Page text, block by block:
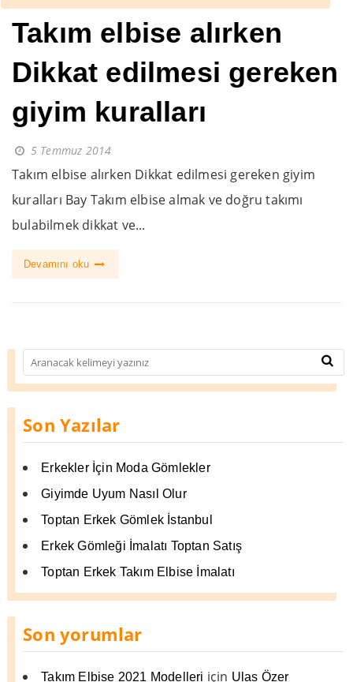
Takım elbise alırken
Dikkat edilmesi gereken
giyim kuralları
5 Temmuz 2014
Takım elbise alırken Dikkat edilmesi gereken giyim
kuralları Bay Takım elbise almak ve doğru takımı
bulabilmek dikkat ve...
Devamını oku
Son Yazılar
Erkekler İçin Moda Gömlekler
Giyimde Uyum Nasıl Olur
Toptan Erkek Gömlek İstanbul
Erkek Gömleği İmalatı Toptan Satış
Toptan Erkek Takım Elbise İmalatı
Son yorumlar
Takım Elbise 2021 Modelleri için Ulas Özer